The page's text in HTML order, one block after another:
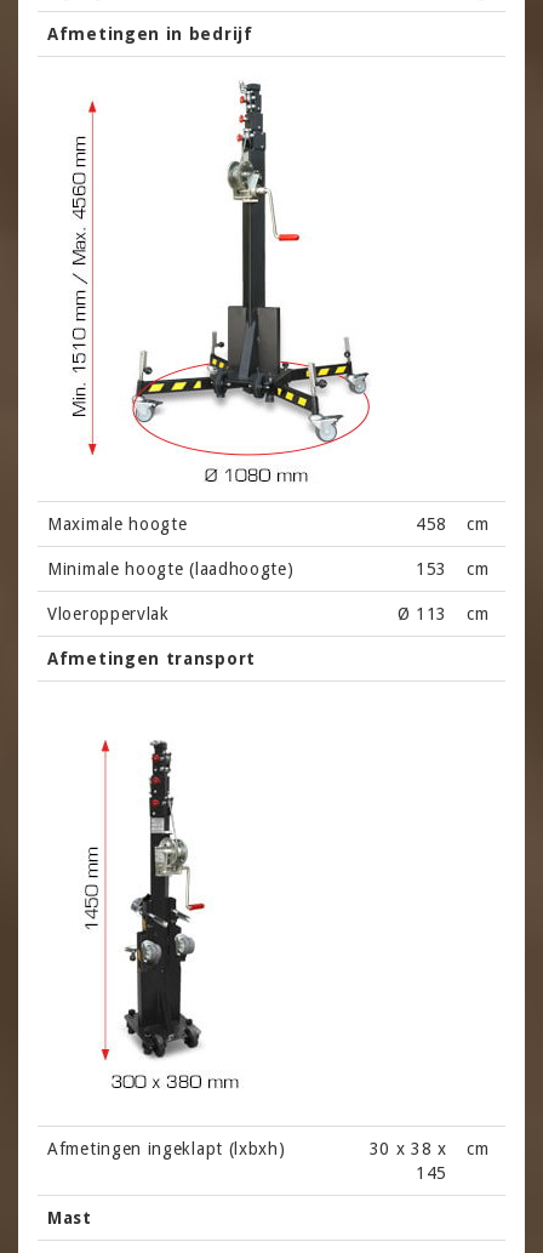
Afmetingen in bedrijf
Maximale hoogte 458 cm
Minimale hoogte (laadhoogte) 153 cm
Vloeroppervlak Ø 113 cm
Afmetingen transport
Afmetingen ingeklapt (lxbxh)
30 x 38 x
145
cm
Mast